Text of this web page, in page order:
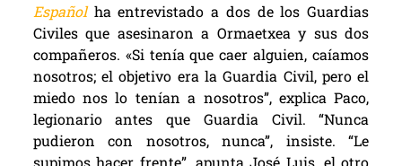
Español ha entrevistado a dos de los Guardias
Civiles que asesinaron a Ormaetxea y sus dos
compañeros. «Si tenía que caer alguien, caíamos
nosotros; el objetivo era la Guardia Civil, pero el
miedo nos lo tenían a nosotros”, explica Paco,
legionario antes que Guardia Civil. “Nunca
pudieron con nosotros, nunca”, insiste. “Le
supimos hacer frente”, apunta José Luis, el otro